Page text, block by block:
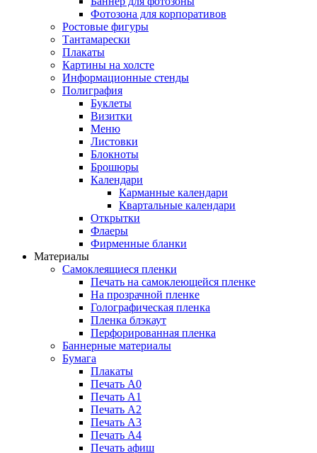
Фотозона для корпоративов
Ростовые фигуры
Тантамарески
Плакаты
Картины на холсте
Информационные стенды
Полиграфия
Буклеты
Визитки
Меню
Листовки
Блокноты
Брошюры
Календари
Карманные календари
Квартальные календари
Открытки
Флаеры
Фирменные бланки
Материалы
Самоклеящиеся пленки
Печать на самоклеющейся пленке
На прозрачной пленке
Голографическая пленка
Пленка блэкаут
Перфорированная пленка
Баннерные материалы
Бумага
Плакаты
Печать А0
Печать А1
Печать А2
Печать А3
Печать А4
Печать афиш